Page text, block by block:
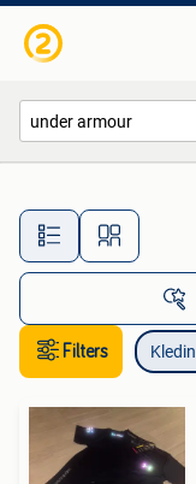
Filters